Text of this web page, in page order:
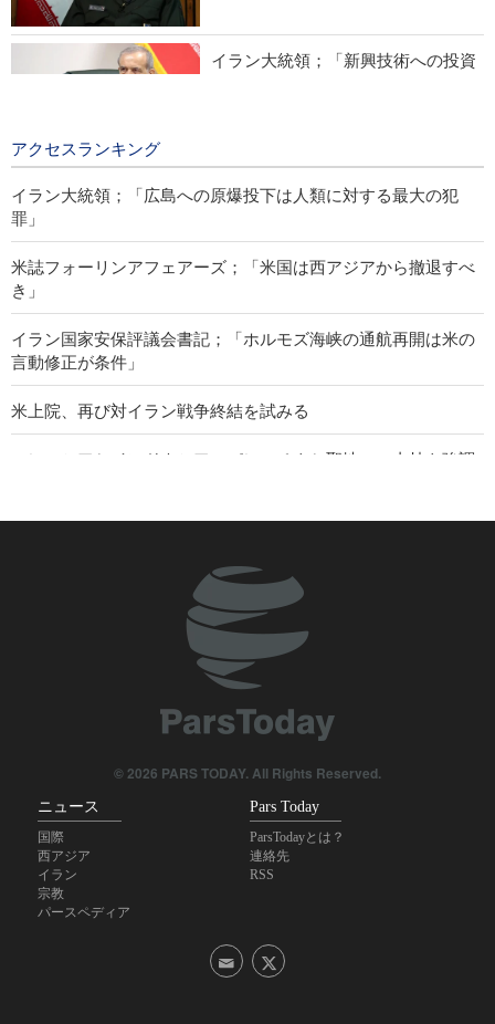
イラン大統領；「新興技術への投資
アクセスランキング
イラン大統領；「広島への原爆投下は人類に対する最大の犯
罪」
米誌フォーリンアフェアーズ；「米国は西アジアから撤退すべ
き」
イラン国家安保評議会書記；「ホルモズ海峡の通航再開は米の
言動修正が条件」
米上院、再び対イラン戦争終結を試みる
マレーシアとインドネシア、パレスチナと聖地への支持を強調
イラン大統領が最高指導者と会談、協議
イラン大統領；「新興技術への投資は、敵対勢力による制裁実
著名な米CBS司会者がトランプ氏の空約束を批判
© 2026 PARS TODAY. All Rights Reserved.
ニュース
国際
西アジア
イラン
宗教
パースペディア
Pars Today
ParsTodayとは？
連絡先
RSS